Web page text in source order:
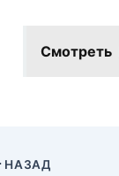
Смотреть
НАЗАД